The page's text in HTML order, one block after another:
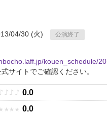
04/30 (火)
公演終了
kouen_schedule/
サイトでご確認ください。
♪ ♪ ♪ ♪ 0.0
★ ★ ★ ★ 0.0